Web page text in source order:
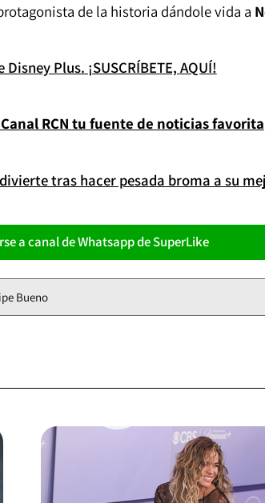
de la historia dándole vida a
Plus. ¡SUSCRÍBETE, AQUÍ!
RCN tu fuente de noticias favorita
tras hacer pesada broma a su
a canal de Whatsapp de SuperLike
Bueno